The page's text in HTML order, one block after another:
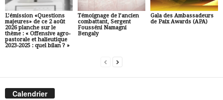
L’émission «Questions
majeures» de ce 2 août
2026 planche sur le
thème : « Offensive agro-
pastorale et halieutique
2023-2025 : quel bilan ? »
Témoignage de l’ancien
combattant, Sergent
Fousséni Namagni
Bengaly
Gala des Ambassadeurs
de Paix Awards (APA)
Calendrier